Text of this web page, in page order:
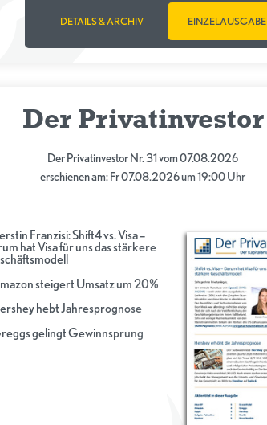
DETAILS & ARCHIV EINZELAUSGABE
Der Privatinvestor
Der Privatinvestor Nr. 31 vom 07.08.2026
erschienen am: Fr 07.08.2026 um 19:00 Uhr
Franzisi: Shift4 vs. Visa –
hat Visa für uns das stärkere
steigert Umsatz um 20%
hebt Jahresprognose
gelingt Gewinnsprung